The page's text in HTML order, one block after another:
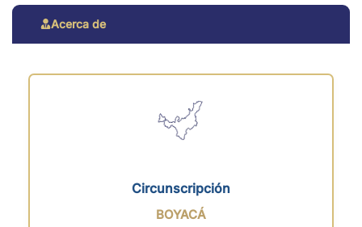
Acerca de
Circunscripción
BOYACÁ